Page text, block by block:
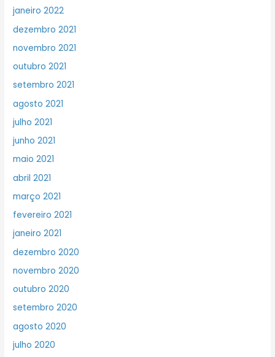
janeiro 2022
dezembro 2021
novembro 2021
outubro 2021
setembro 2021
agosto 2021
julho 2021
junho 2021
maio 2021
abril 2021
março 2021
fevereiro 2021
janeiro 2021
dezembro 2020
novembro 2020
outubro 2020
setembro 2020
agosto 2020
julho 2020